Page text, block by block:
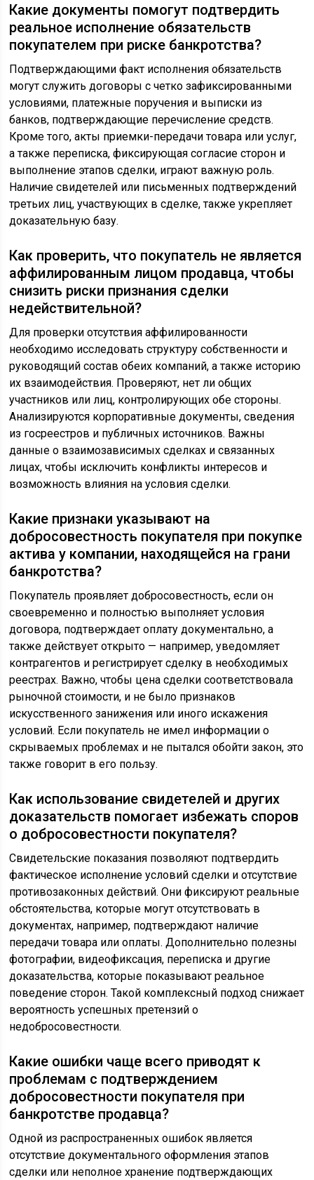
Какие документы помогут подтвердить
реальное исполнение обязательств
покупателем при риске банкротства?
Подтверждающими факт исполнения обязательств
могут служить договоры с четко зафиксированными
условиями, платежные поручения и выписки из
банков, подтверждающие перечисление средств.
Кроме того, акты приемки-передачи товара или услуг,
а также переписка, фиксирующая согласие сторон и
выполнение этапов сделки, играют важную роль.
Наличие свидетелей или письменных подтверждений
третьих лиц, участвующих в сделке, также укрепляет
доказательную базу.
Как проверить, что покупатель не является
аффилированным лицом продавца, чтобы
снизить риски признания сделки
недействительной?
Для проверки отсутствия аффилированности
необходимо исследовать структуру собственности и
руководящий состав обеих компаний, а также историю
их взаимодействия. Проверяют, нет ли общих
участников или лиц, контролирующих обе стороны.
Анализируются корпоративные документы, сведения
из госреестров и публичных источников. Важны
данные о взаимозависимых сделках и связанных
лицах, чтобы исключить конфликты интересов и
возможность влияния на условия сделки.
Какие признаки указывают на
добросовестность покупателя при покупке
актива у компании, находящейся на грани
банкротства?
Покупатель проявляет добросовестность, если он
своевременно и полностью выполняет условия
договора, подтверждает оплату документально, а
также действует открыто — например, уведомляет
контрагентов и регистрирует сделку в необходимых
реестрах. Важно, чтобы цена сделки соответствовала
рыночной стоимости, и не было признаков
искусственного занижения или иного искажения
условий. Если покупатель не имел информации о
скрываемых проблемах и не пытался обойти закон, это
также говорит в его пользу.
Как использование свидетелей и других
доказательств помогает избежать споров
о добросовестности покупателя?
Свидетельские показания позволяют подтвердить
фактическое исполнение условий сделки и отсутствие
противозаконных действий. Они фиксируют реальные
обстоятельства, которые могут отсутствовать в
документах, например, подтверждают наличие
передачи товара или оплаты. Дополнительно полезны
фотографии, видеофиксация, переписка и другие
доказательства, которые показывают реальное
поведение сторон. Такой комплексный подход снижает
вероятность успешных претензий о
недобросовестности.
Какие ошибки чаще всего приводят к
проблемам с подтверждением
добросовестности покупателя при
банкротстве продавца?
Одной из распространенных ошибок является
отсутствие документального оформления этапов
сделки или неполное хранение подтверждающих